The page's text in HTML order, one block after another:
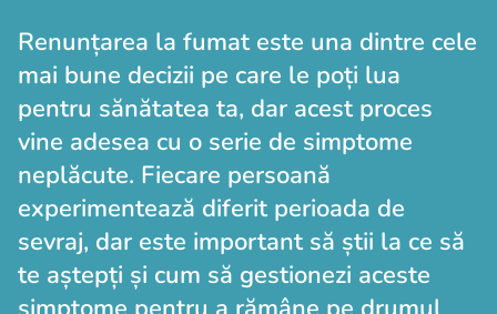
Renunțarea la fumat este una dintre cele
mai bune decizii pe care le poți lua
pentru sănătatea ta, dar acest proces
vine adesea cu o serie de simptome
neplăcute. Fiecare persoană
experimentează diferit perioada de
sevraj, dar este important să știi la ce să
te aștepți și cum să gestionezi aceste